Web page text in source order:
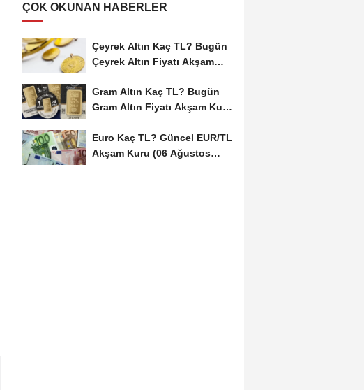
ÇOK OKUNAN HABERLER
Çeyrek Altın Kaç TL? Bugün
Çeyrek Altın Fiyatı Akşam
Gram Altın Kaç TL? Bugün
Gram Altın Fiyatı Akşam Kuru
Euro Kaç TL? Güncel EUR/TL
Akşam Kuru (06 Ağustos